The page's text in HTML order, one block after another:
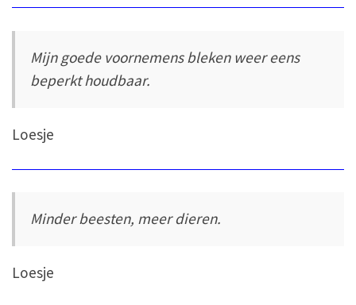
Mijn goede voornemens bleken weer eens
beperkt houdbaar.
Loesje
Minder beesten, meer dieren.
Loesje